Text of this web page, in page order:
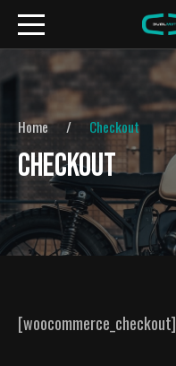
Home Checkout
CHECKOUT
[woocommerce_checkout]